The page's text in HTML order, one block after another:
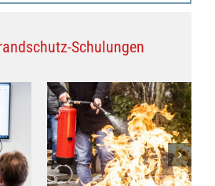
Schulungen
Brandschutzgrundlagen
für Handwerker
Seminare